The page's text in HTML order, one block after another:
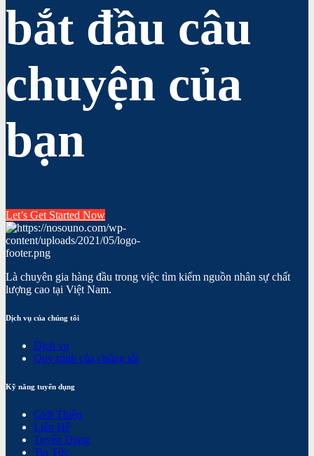
bắt đầu câu
chuyện của
bạn
Let’s Get Started Now
Là chuyên gia hàng đầu trong việc tìm kiếm nguồn nhân sự chất
lượng cao tại Việt Nam.
Dịch vụ của chúng tôi
Dịch vụ
Quy trình của chúng tôi
Kỹ năng tuyển dụng
Giới Thiệu
Liên Hệ
Tuyển Dụng
Tin Tức